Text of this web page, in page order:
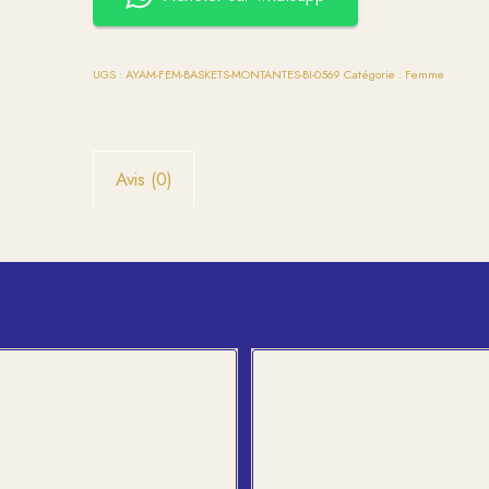
UGS :AYAM-FEM-BASKETS-MONTANTES-BI-0569 Catégorie : Femme
Avis (0)